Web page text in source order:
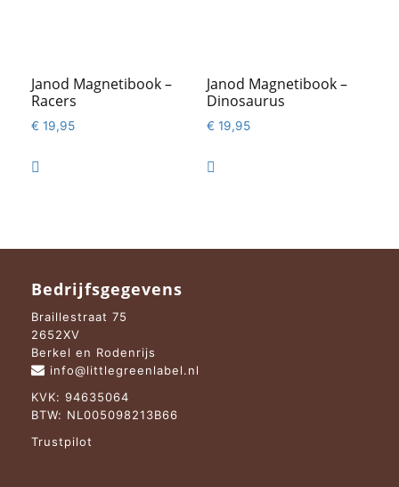
Janod Magnetibook –
Racers
€ 19,95

Janod Magnetibook –
Dinosaurus
€ 19,95

Bedrijfsgegevens
Braillestraat 75
2652XV
Berkel en Rodenrijs
info@littlegreenlabel.nl
KVK: 94635064
BTW: NL005098213B66
Trustpilot